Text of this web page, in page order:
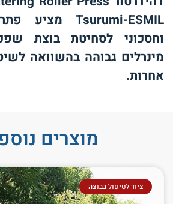
Tsurumi-ESMIL
מציע
וחסכוני לסחיטת בוצת
מינרלים גבוהה בהשוואה
אחרות.
מוצרים
ציוד לטיפול בבוצה